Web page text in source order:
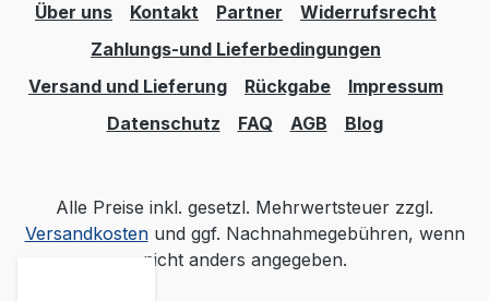
Über uns Kontakt Partner
Widerrufsrecht
Zahlungs-und Lieferbedingungen
Versand und Lieferung
Rückgabe
Impressum
Datenschutz
FAQ AGB Blog
Alle Preise inkl. gesetzl. Mehrwertsteuer zzgl.
Versandkostenund ggf. Nachnahmegebühren, wenn
nicht anders angegeben.